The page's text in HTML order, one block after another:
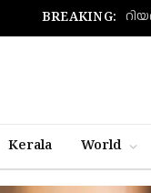
BREAKING:
Kerala World